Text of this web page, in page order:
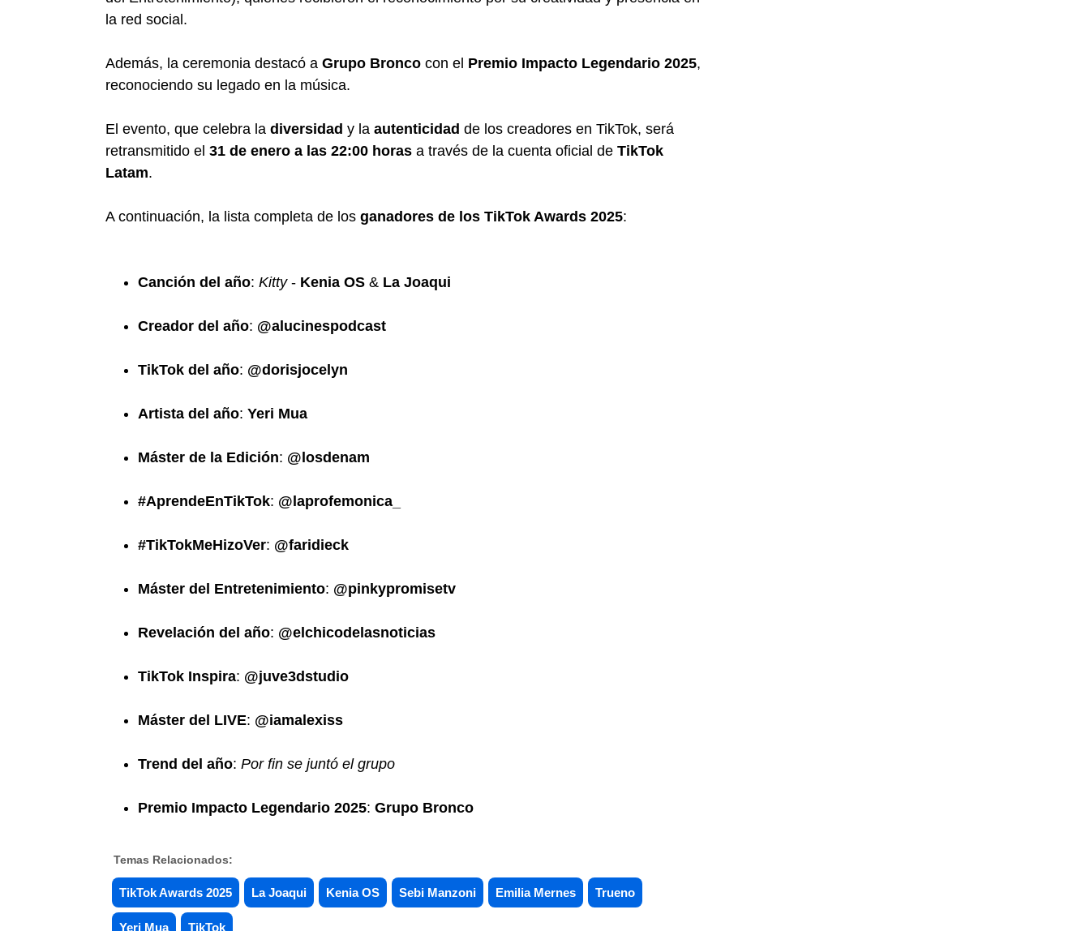
la red social.
Además, la ceremonia destacó a Grupo Bronco con el Premio Impacto Legendario 2025,
reconociendo su legado en la música.
El evento, que celebra la diversidad y la autenticidad de los creadores en TikTok, será
retransmitido el 31 de enero a las 22:00 horas a través de la cuenta oficial de TikTok
Latam.
A continuación, la lista completa de los ganadores de los TikTok Awards 2025:
Canción del año: Kitty- Kenia OS & La Joaqui
Creador del año: @alucinespodcast
TikTok del año: @dorisjocelyn
Artista del año: Yeri Mua
Máster de la Edición: @losdenam
#AprendeEnTikTok: @laprofemonica_
#TikTokMeHizoVer: @faridieck
Máster del Entretenimiento: @pinkypromisetv
Revelación del año: @elchicodelasnoticias
TikTok Inspira: @juve3dstudio
Máster del LIVE: @iamalexiss
Trend del año: Por fin se juntó el grupo
Premio Impacto Legendario 2025: Grupo Bronco
Temas Relacionados:
TikTok Awards 2025 La Joaqui Kenia OS Sebi Manzoni Emilia Mernes Trueno
Yeri Mua TikTok